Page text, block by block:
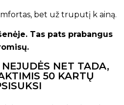
bet už truputį k ainą.
Tas pats prabangus
NET TADA,
50 KARTŲ